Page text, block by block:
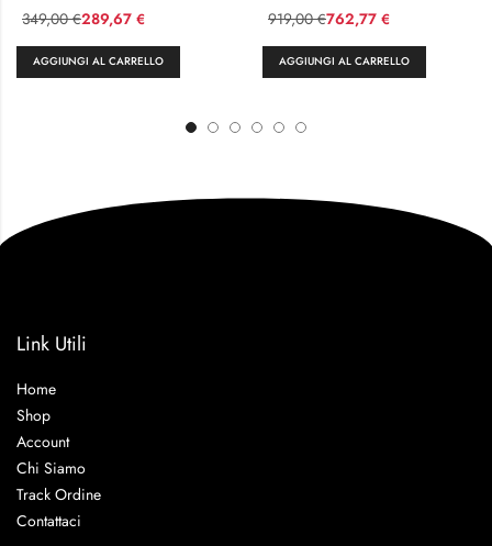
289,67 €
349,00€
AGGIUNGI AL CARRELLO
762,77 €
919,00€
AGGIUNGI AL CARRELLO
Link Utili
Home
Shop
Account
Chi Siamo
Track Ordine
Contattaci